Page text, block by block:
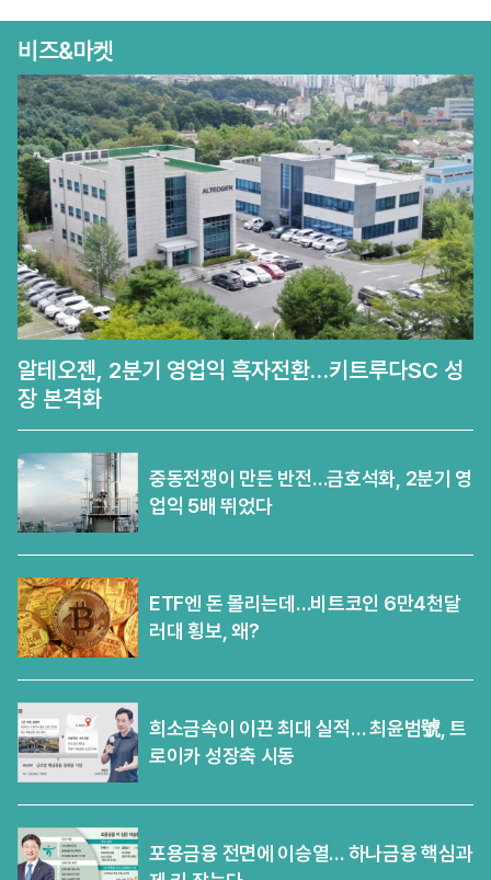
비즈&마켓
알테오젠, 2분기 영업익 흑자전환…키트루다SC 성
장 본격화
중동전쟁이 만든 반전…금호석화, 2분기 영
업익 5배 뛰었다
ETF엔 돈 몰리는데…비트코인 6만4천달
러대 횡보, 왜?
희소금속이 이끈 최대 실적… 최윤범號, 트
로이카 성장축 시동
포용금융 전면에 이승열… 하나금융 핵심과